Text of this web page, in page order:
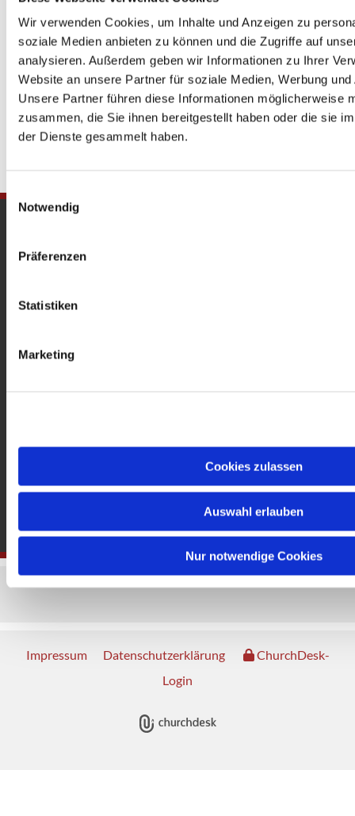
Wir verwenden Cookies, um Inhalte und Anzeigen zu
soziale Medien anbieten zu können und die Zugriffe auf
analysieren. Außerdem geben wir Informationen zu Ihrer
Website an unsere Partner für soziale Medien, Werbung
Unsere Partner führen diese Informationen möglicherweise
zusammen, die Sie ihnen bereitgestellt haben oder die sie
der Dienste gesammelt haben.
Einwilligungsauswahl
Notwendig
Präferenzen
Statistiken
Marketing
Cookies zulassen
Auswahl erlauben
Nur notwendige Cookies
Maria Regina Martyrum
gedenkkirche@erzbistumberlin.de
Impressum Datenschutzerklärung
ChurchDesk-
Login